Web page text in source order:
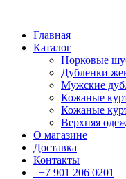
Главная
Каталог
Норковые
Дубленки
Мужские
Кожаные
Кожаные
Верхняя
О магазине
Доставка
Контакты
+7 901 206 0201